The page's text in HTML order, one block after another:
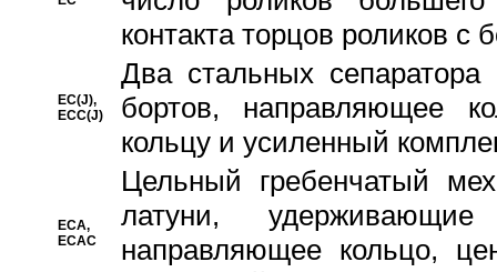
контакта торцов роликов с
EC(J),
ECC(J)
Два стальных сепаратора
бортов, направляющее
кольцу и усиленный
ECA,
ECAC
Цельный гребенчатый
латуни,
направляющее кольцо,